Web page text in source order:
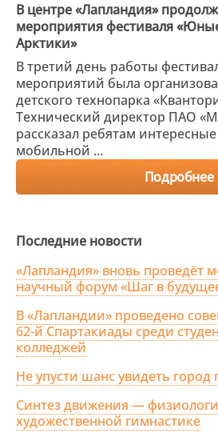
В центре «Лапландия»
мероприятия фестиваля
Арктики»
В третий день работы
мероприятий была
детского технопарка
Технический директор ПАО
рассказал ребятам
мобильной ...
Подробнее
Последние новости
«Лапландия» вновь проведёт
научный форум «Шаг в
В «Лапландии» проведено
62-й Спартакиады среди
колледжей
Не упусти шанс увидеть город
Синтез движения —
художественной гимнастике